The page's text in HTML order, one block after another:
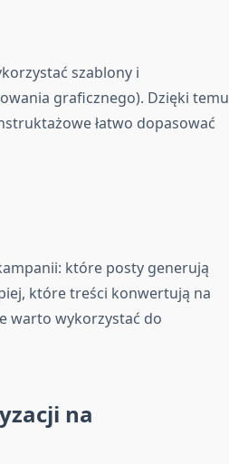
szablony i
graficznego). Dzięki temu
łatwo dopasować
które posty generują
które treści konwertują na
warto wykorzystać do
na